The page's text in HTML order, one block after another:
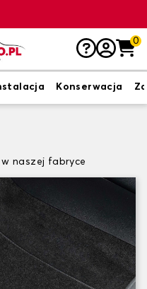
0
Konserwacja
naszej fabryce